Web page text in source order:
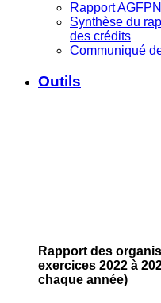
Rapport
Synthèse du
des crédits
Communiqué
Outils
Rapport des
exercices 2022 à
chaque année)